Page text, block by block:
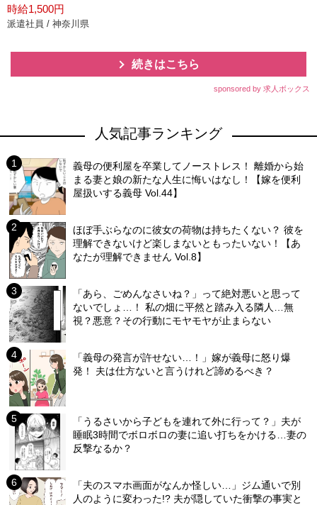
時給1,500円
派遣社員 / 神奈川県
続きはこちら
sponsored by 求人ボックス
人気記事ランキング
義母の便利屋を卒業してノーストレス！ 離婚から始
まる妻と娘の新たな人生に悔いはなし！【嫁を便利
屋扱いする義母 Vol.44】
ほぼ手ぶらなのに彼女の荷物は持ちたくない？ 彼を
理解できないけど楽しまないともったいない！【あ
なたが理解できません Vol.8】
「あら、ごめんなさいね？」って絶対悪いと思って
ないでしょ…！ 私の畑に平然と踏み入る隣人…無
視？悪意？その行動にモヤモヤが止まらない
「義母の発言が許せない…！」嫁が義母に怒り爆
発！ 夫は仕方ないと言うけれど諦めるべき？
「うるさいから子どもを連れて外に行って？」夫が
睡眠3時間でボロボロの妻に追い打ちをかける…妻の
反撃なるか？
「夫のスマホ画面がなんか怪しい…」ジム通いで別
人のように変わった!? 夫が隠していた衝撃の事実と